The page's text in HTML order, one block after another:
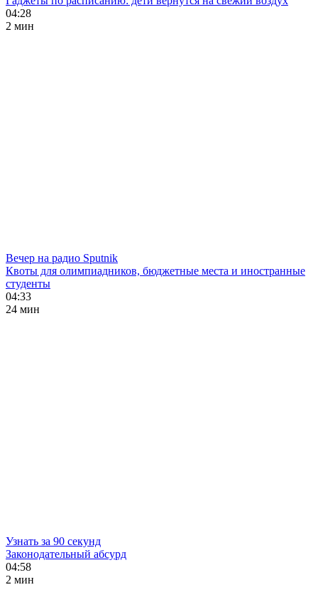
04:28
2 мин
Вечер на радио Sputnik
Квоты для олимпиадников, бюджетные места и иностранные
студенты
04:33
24 мин
Узнать за 90 секунд
Законодательный абсурд
04:58
2 мин